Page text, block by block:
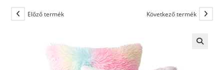
Előző termék Következő termék